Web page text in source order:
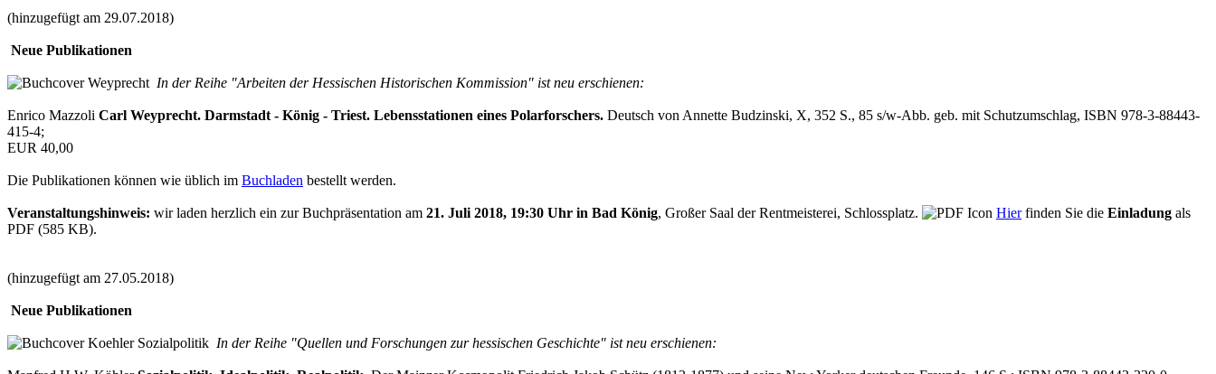
(hinzugefügt am 29.07.2018)
Neue Publikationen
In der Reihe "Arbeiten der Hessischen Historischen Kommission" ist neu erschienen:
Enrico Mazzoli Carl Weyprecht. Darmstadt - König - Triest. Lebensstationen eines Polarforschers. Deutsch von Annette Budzinski, X, 352 S., 85 s/w-Abb. geb. mit Schutzumschlag, ISBN 978-3-88443-
415-4;
EUR 40,00
Die Publikationen können wie üblich im Buchladen bestellt werden.
Veranstaltungshinweis: wir laden herzlich ein zur Buchpräsentation am 21. Juli 2018, 19:30 Uhr in Bad König, Großer Saal der Rentmeisterei, Schlossplatz. Hierfinden Sie die Einladung als
PDF (585 KB).
(hinzugefügt am 27.05.2018)
Neue Publikationen
In der Reihe "Quellen und Forschungen zur hessischen Geschichte" ist neu erschienen: